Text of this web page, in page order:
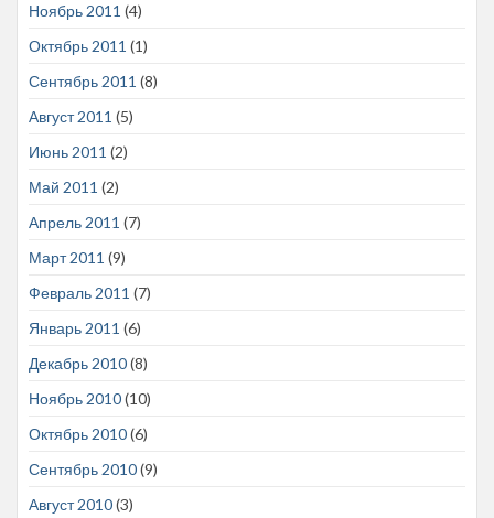
Ноябрь 2011 (4)
Октябрь 2011 (1)
Сентябрь 2011 (8)
Август 2011 (5)
Июнь 2011 (2)
Май 2011 (2)
Апрель 2011 (7)
Март 2011 (9)
Февраль 2011 (7)
Январь 2011 (6)
Декабрь 2010(8)
Ноябрь 2010(10)
Октябрь 2010(6)
Сентябрь 2010(9)
Август 2010(3)